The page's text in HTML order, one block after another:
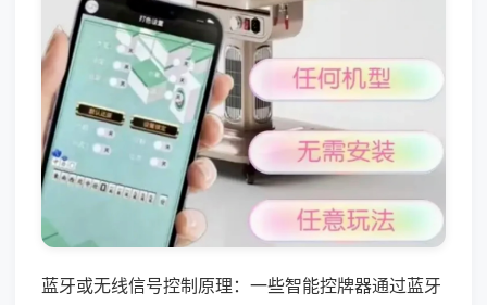
蓝牙或无线信号控制原理：一些智能控牌器通过蓝牙